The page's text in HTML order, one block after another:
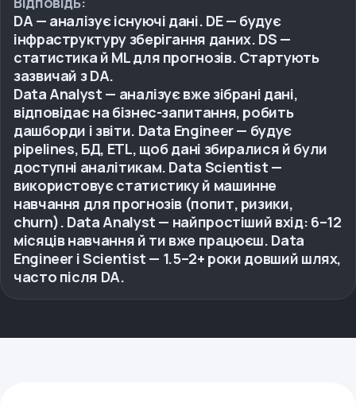
DA — аналізує існуючі дані. DE — будує
інфраструктуру зберігання даних. DS —
статистика й ML для прогнозів. Стартують
зазвичай з DA.
Data Analyst — аналізує вже зібрані дані,
відповідає на бізнес-запитання, робить
дашборди і звіти. Data Engineer — будує
pipelines, БД, ETL, щоб дані збиралися й були
доступні аналітикам. Data Scientist —
використовує статистику й машинне
навчання для прогнозів (попит, ризики,
churn). Data Analyst — найпростіший вхід: 6–12
місяців навчання й ти вже працюєш. Data
Engineer і Scientist — 1.5–2+ роки довший шлях,
часто після DA.